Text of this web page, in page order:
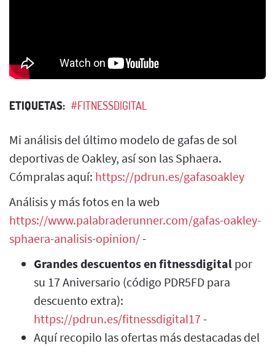
ETIQUETAS: #FITNESSDIGITAL
Mi análisis del último modelo de gafas de sol
deportivas de Oakley, así son las Sphaera.
Cómpralas aquí: https://pdrun.es/gafasoakley
Análisis y más fotos en la web
https://www.palabraderunner.com/gafas-oakley-
sphaera-analisis-opinion/-
Grandes descuentos en fitnessdigital por
su 17 Aniversario (código PDR5FD para
descuento extra):
https://pdrun.es/fitnessdigital17 -
Aquí recopilo las ofertas más destacadas del